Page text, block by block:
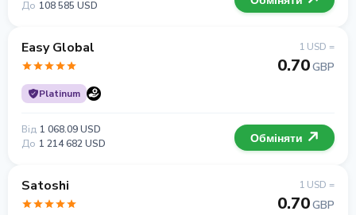
До 108 585 USD
Easy Global
Platinum
1 USD =
0.70GBP
Від 1 068.09 USD
До 1 214 682 USD Обміняти
Satoshi 1 USD =
0.70GBP